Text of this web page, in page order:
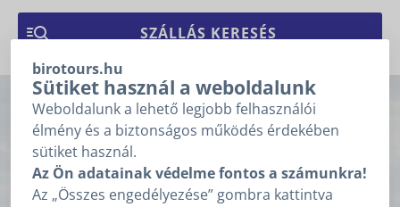
birotours.hu
Sütiket használ a weboldalunk
Weboldalunk a lehető legjobb felhasználói
élmény és a biztonságos működés érdekében
sütiket használ.
Az Ön adatainak védelme fontos a számunkra!
Az „Összes engedélyezése” gombra kattintva
CSERSZEGTOMAJ
GYENESDIÁS
HÉVÍZ
KESZTHELY
VONYARCVASHEGY
APARTMAN
Nr 46-1 Max
apartman - 600
1
Árajánlatkérésre
2 3
ÉRKEZÉS*
TÁVOZÁS*
Nem tudom az érkezésem, távozásom dátumát.